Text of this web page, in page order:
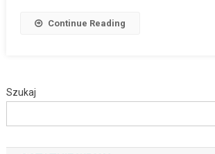
Continue Reading
Szukaj